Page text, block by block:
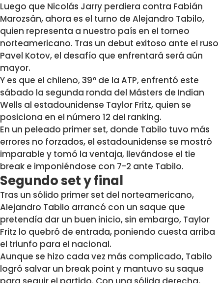
Luego que Nicolás Jarry perdiera contra Fabián
Marozsán, ahora es el turno de Alejandro Tabilo,
quien representa a nuestro país en el torneo
norteamericano. Tras un debut exitoso ante el ruso
Pavel Kotov, el desafío que enfrentará será aún
mayor.
Y es que el chileno, 39° de la ATP, enfrentó este
sábado la segunda ronda del Másters de Indian
Wells al estadounidense Taylor Fritz, quien se
posiciona en el número 12 del ranking.
En un peleado primer set, donde Tabilo tuvo más
errores no forzados, el estadounidense se mostró
imparable y tomó la ventaja, llevándose el tie
break e imponiéndose con 7-2 ante Tabilo.
Segundo set y final
Tras un sólido primer set del norteamericano,
Alejandro Tabilo arrancó con un saque que
pretendía dar un buen inicio, sin embargo, Taylor
Fritz lo quebró de entrada, poniendo cuesta arriba
el triunfo para el nacional.
Aunque se hizo cada vez más complicado, Tabilo
logró salvar un break point y mantuvo su saque